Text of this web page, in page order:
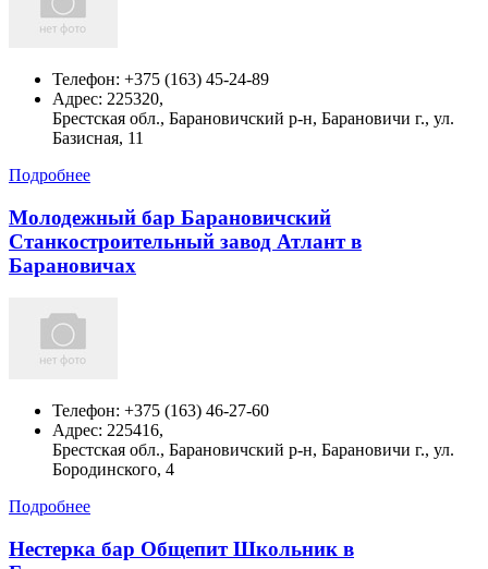
Телефон: +375 (163) 45-24-89
Адрес: 225320,
Брестская обл., Барановичский р-н, Барановичи г., ул.
Базисная, 11
Подробнее
Молодежный бар Барановичский
Станкостроительный завод Атлант в
Барановичах
Телефон: +375 (163) 46-27-60
Адрес: 225416,
Брестская обл., Барановичский р-н, Барановичи г., ул.
Бородинского, 4
Подробнее
Нестерка бар Общепит Школьник в